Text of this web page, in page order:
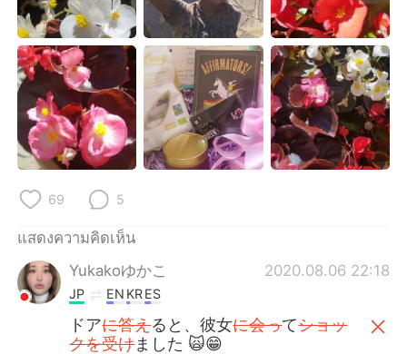
69 5
แสดงความคิดเห็น
Yukakoゆかこ
2020.08.06 22:18
JP EN KRES
ドアに答えると、彼女に会ってショッ
クを受けました 🙀😁